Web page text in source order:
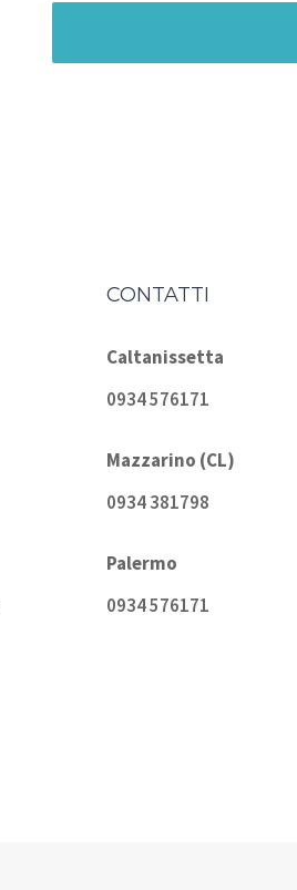
CONTATTI
Caltanissetta
0934 576171
Mazzarino (CL)
0934 381798
Palermo
0934 576171